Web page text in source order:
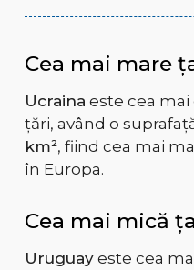
Cea mai mare
Ucraina este cea
țări, având o
km², fiind cea mai
în Europa.
Cea mai mică
Uruguayeste cea